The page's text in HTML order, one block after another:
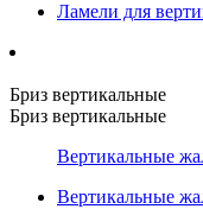
Ламели для
Бриз вертикальные
Бриз вертикальные
Вертикальные
Вертикальные